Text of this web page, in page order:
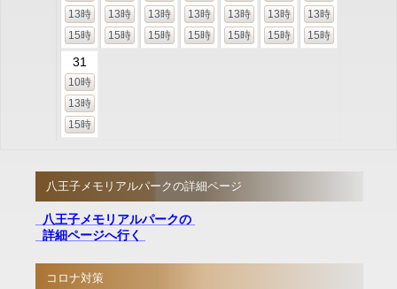
13時
15時
13時
15時
13時
15時
13時
15時
13時
15時
13時
15時
13時
15時
31
10時
13時
15時
八王子メモリアルパークの詳細ページ
八王子メモリアルパークの
詳細ページへ行く
コロナ対策